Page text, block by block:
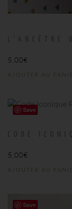
5,00€
AJOUTER AU
Save
5,00€
AJOUTER AU
Save